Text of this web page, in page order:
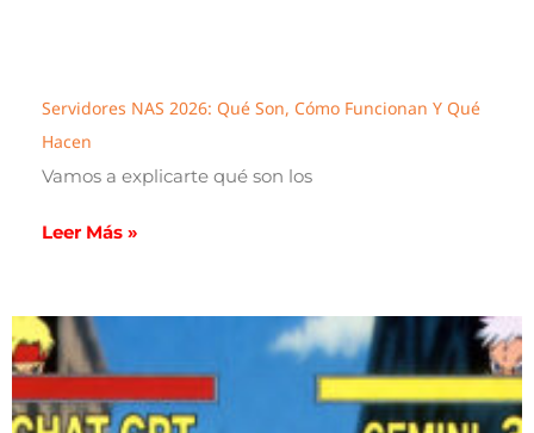
Servidores NAS 2026: Qué Son, Cómo Funcionan Y Qué
Hacen
Vamos a explicarte qué son los
Leer Más »